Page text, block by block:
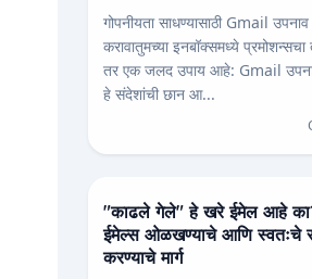
गोपनीयता साधण्यासाठी Gmail
करावातुमच्या इनबॉक्समध्ये
तर एक जलद उपाय आहे: Gmail
हे संदेशांची छान आ...
"काढले गेले" हे खरे ईमेल आहे
ईमेल्स ओळखण्याचे आणि स्वतःचे
करण्याचे मार्ग